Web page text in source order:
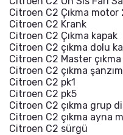
Citroen C2 Çıkma motor
Citroen C2 Krank
Citroen C2 Çıkma kapak
Citroen C2 çıkma dolu
Citroen C2 Master çıkma
Citroen C2 çıkma
Citroen C2 pk1
Citroen C2 pk5
Citroen C2 çıkma grup
Citroen C2 çıkma ayna
Citroen C2 sürgü